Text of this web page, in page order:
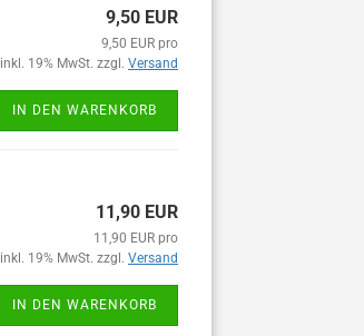
9,50 EUR
9,50 EUR pro
inkl. 19% MwSt. zzgl. Versand
IN DEN WARENKORB
11,90 EUR
11,90 EUR pro
inkl. 19% MwSt. zzgl. Versand
IN DEN WARENKORB